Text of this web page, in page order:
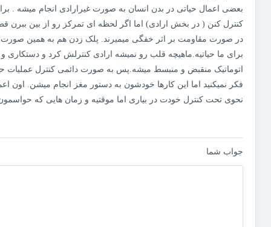
بعضی اعمال حیاتی در بدن انسان به صورت غیرارادی انجام میشه .
کنترل کنن ( در بخش ارادی) اما اگر لحظه ای تمرکز رو از بین ببرن
در صورت مقاومت بر اثر خفگی میمیرند. پلک زدن هم به همین صورت
برای ما حیاتیه.ماهیچه قلب رو نمیشه ارادی کنترلش کرد و
اتوماتیک منقبض و منبسط میشه.پس به صورت دائمی کنترل
فکر نمیکنید اما این کارها خودشون به دستور مغز انجام میشن.
نحوی تحت کنترل خودت در بیاری اما موقتیه و زمان هایی که
جواب شما